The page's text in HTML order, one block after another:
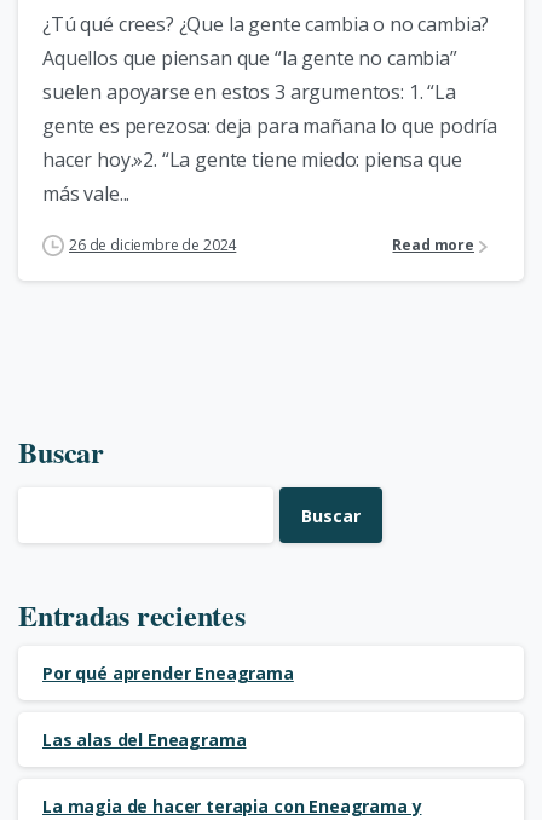
¿Tú qué crees? ¿Que la gente cambia o no cambia?
Aquellos que piensan que “la gente no cambia”
suelen apoyarse en estos 3 argumentos: 1. “La
gente es perezosa: deja para mañana lo que podría
hacer hoy.»2. “La gente tiene miedo: piensa que
más vale...
26 de diciembre de 2024 Read more
Buscar
Buscar
Entradas recientes
Por qué aprender Eneagrama
Las alas del Eneagrama
La magia de hacer terapia con Eneagrama y